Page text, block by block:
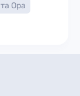
Ора